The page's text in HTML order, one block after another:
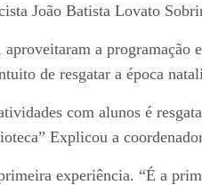
João Batista Lovato
a
de resgatar a época
com alunos é
Explicou a
experiência. “É a